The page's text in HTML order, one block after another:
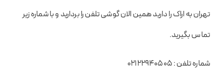
تهران به اراک را دارید همین الان گوشی تلفن را بردارید و با شماره زیر
تماس بگیرید.
شماره تلفن : 02122940505